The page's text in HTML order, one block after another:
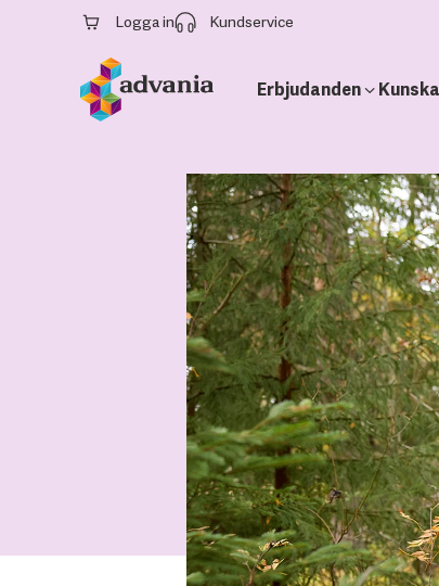
Logga in Kundservice
Erbjudanden